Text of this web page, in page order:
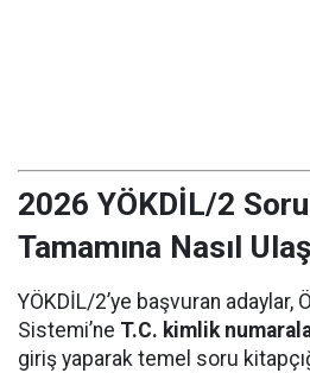
2026 YÖKDİL/2
Tamamına Nasıl
YÖKDİL/2’ye başvuran adaylar,
Sistemi’ne T.C. kimlik
giriş yaparak temel soru